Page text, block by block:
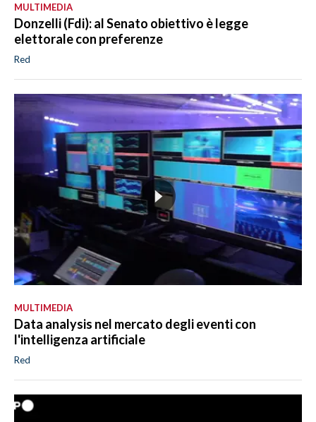
MULTIMEDIA
Donzelli (Fdi): al Senato obiettivo è legge
elettorale con preferenze
Red
MULTIMEDIA
Data analysis nel mercato degli eventi con
l'intelligenza artificiale
Red